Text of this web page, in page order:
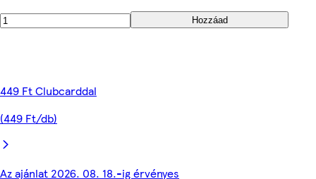
Hozzáad
449 Ft Clubcarddal
(449 Ft/db)
Az ajánlat 2026. 08. 18.-ig érvényes